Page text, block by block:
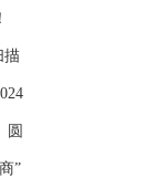
描
圆
”